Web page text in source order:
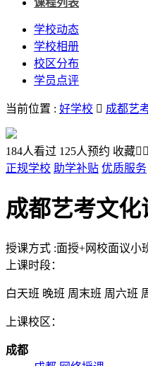
课程列表
学校动态
学校相册
校区分布
学员点评
当前位置 : 好学校  成都艺
184人看过 125人预约 收藏 
正规学校 助学补贴 优质服务
成都艺考文
授课方式 :面授+网校面议小
上课时段：
白天班 晚班 周末班 周六班
上课校区：
成都